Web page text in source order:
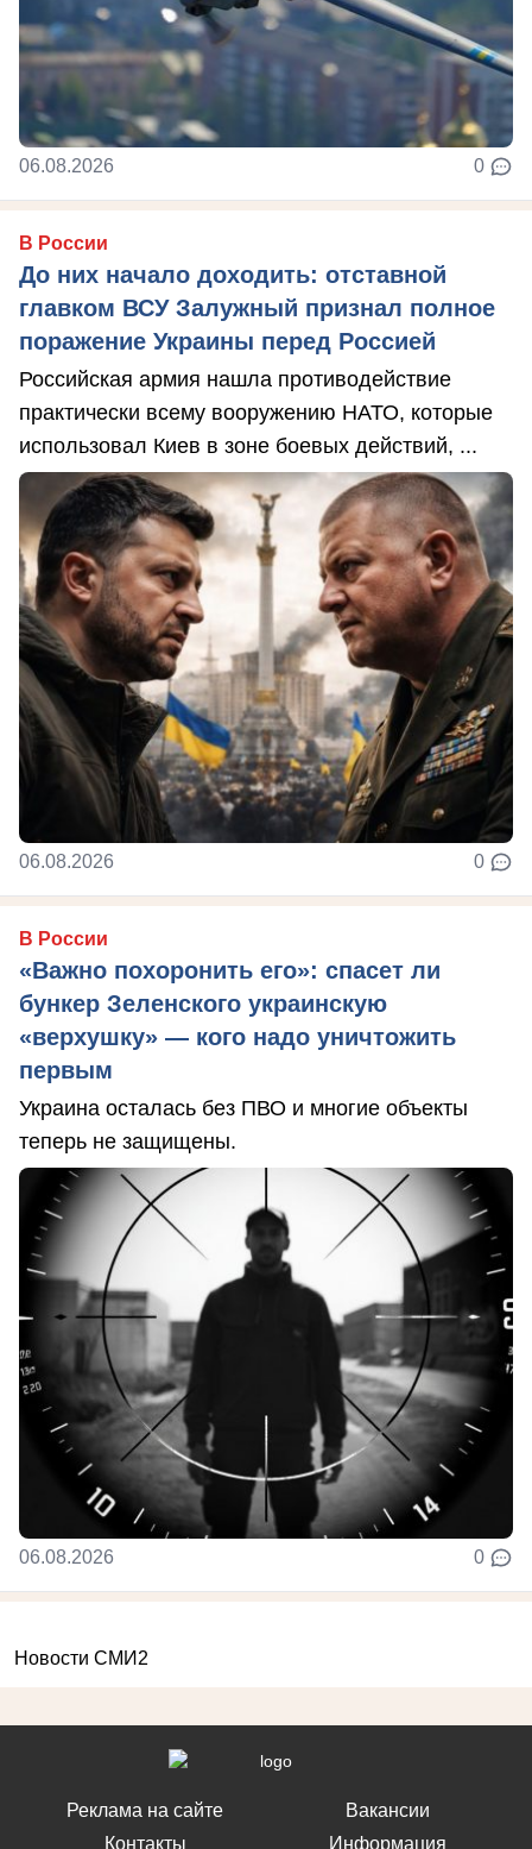
06.08.2026 0
В России
До них начало доходить: отставной
главком ВСУ Залужный признал полное
поражение Украины перед Россией
Российская армия нашла противодействие
практически всему вооружению НАТО, которые
использовал Киев в зоне боевых действий, ...
06.08.2026 0
В России
«Важно похоронить его»: спасет ли
бункер Зеленского украинскую
«верхушку» — кого надо уничтожить
первым
Украина осталась без ПВО и многие объекты
теперь не защищены.
06.08.2026 0
Новости СМИ2
Реклама на сайте
Контакты
Вакансии
Информация